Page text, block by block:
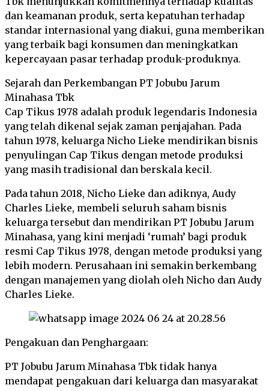
dan keamanan produk, serta kepatuhan terhadap
standar internasional yang diakui, guna memberikan
yang terbaik bagi konsumen dan meningkatkan
kepercayaan pasar terhadap produk-produknya.
Sejarah dan Perkembangan PT Jobubu Jarum
Minahasa Tbk
Cap Tikus 1978 adalah produk legendaris Indonesia
yang telah dikenal sejak zaman penjajahan. Pada
tahun 1978, keluarga Nicho Lieke mendirikan bisnis
penyulingan Cap Tikus dengan metode produksi
yang masih tradisional dan berskala kecil.
Pada tahun 2018, Nicho Lieke dan adiknya, Audy
Charles Lieke, membeli seluruh saham bisnis
keluarga tersebut dan mendirikan PT Jobubu Jarum
Minahasa, yang kini menjadi ‘rumah’ bagi produk
resmi Cap Tikus 1978, dengan metode produksi yang
lebih modern. Perusahaan ini semakin berkembang
dengan manajemen yang diolah oleh Nicho dan Audy
Charles Lieke.
Pengakuan dan Penghargaan:
PT Jobubu Jarum Minahasa Tbk tidak hanya
mendapat pengakuan dari keluarga dan masyarakat